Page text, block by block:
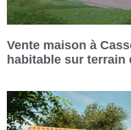
Vente maison à
habitable sur terrain